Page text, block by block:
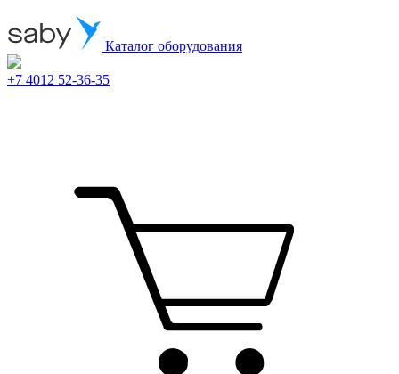
Каталог оборудования
+7 4012 52-36-35